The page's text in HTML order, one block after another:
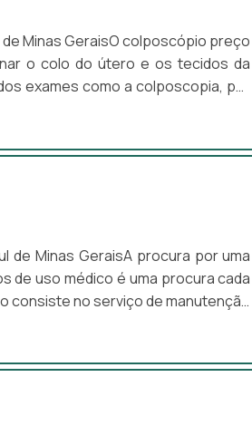
Minas GeraisO colposcópio preço
o colo do útero e os tecidos da
exames como a colposcopia, por
analisar as anormalidades que
instrumento fácil de utilizar que
tais como: Fácil manutenção; É um
En.
de Minas GeraisA procura por uma
de uso médico é uma procura cada
consiste no serviço de manutenção
que eles trabalhem normalmente,
por novos.Quais aparelhos
manutenção, é geralmente mais
de pressão; .